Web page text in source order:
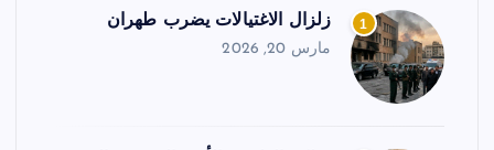
1 زلزال الاغتيالات يضرب طهران
مارس 20, 2026